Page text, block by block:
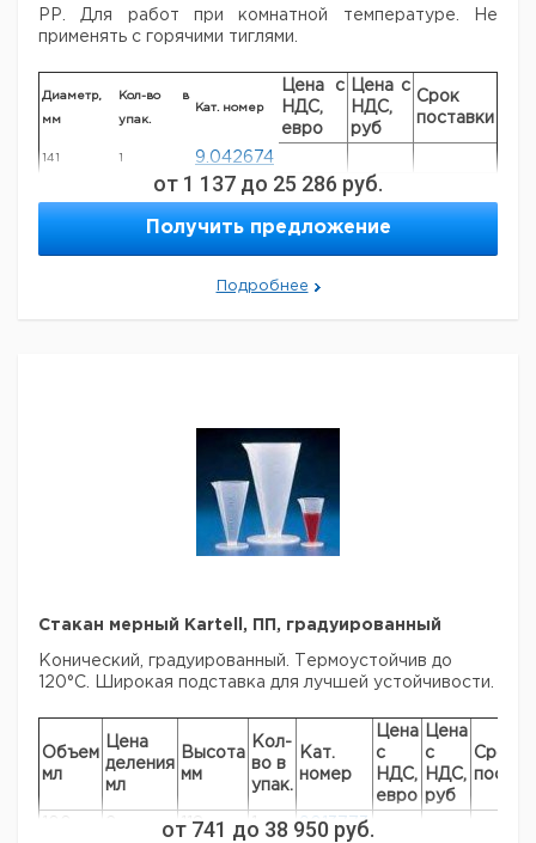
РР. Для работ при комнатной температуре. Не
применять с горячими тиглями.
Диаметр,
мм
Кол-во в
упак.
Кат. номер
Цена с
НДС,
евро
Цена с
НДС,
руб
Срок
поставки
141 1 9.042674
9.042675
9.042676
от 1 137 до 25 286 руб.
Получить предложение
Подробнее
Стакан мерный Kartell, ПП, градуированный
Конический, градуированный. Термоустойчив до
120°C. Широкая подставка для лучшей устойчивости.
Объем
мл
Цена
деления
мл
Высота
мм
Кол-
во в
упак.
Кат.
номер
Цена
с
НДС,
евро
Цена
с
НДС,
руб
Срок
118 1
9013773
от 741 до 38 950 руб.